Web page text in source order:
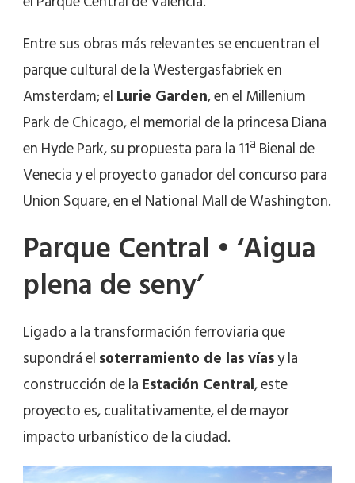
Entre sus obras más relevantes se encuentran el
parque cultural de la Westergasfabriek en
Amsterdam; elLurie Garden, en el Millenium
Park de Chicago, el memorial de la princesa Diana
en Hyde Park, su propuesta para la 11ª Bienal de
Venecia y el proyecto ganador del concurso para
Union Square, en el National Mall de Washington.
Parque Central • ‘Aigua
plena de seny’
Ligado a la transformación ferroviaria que
supondrá elsoterramiento de las víasy la
construcción de laEstación Central, este
proyecto es, cualitativamente, el de mayor
impacto urbanístico de la ciudad.